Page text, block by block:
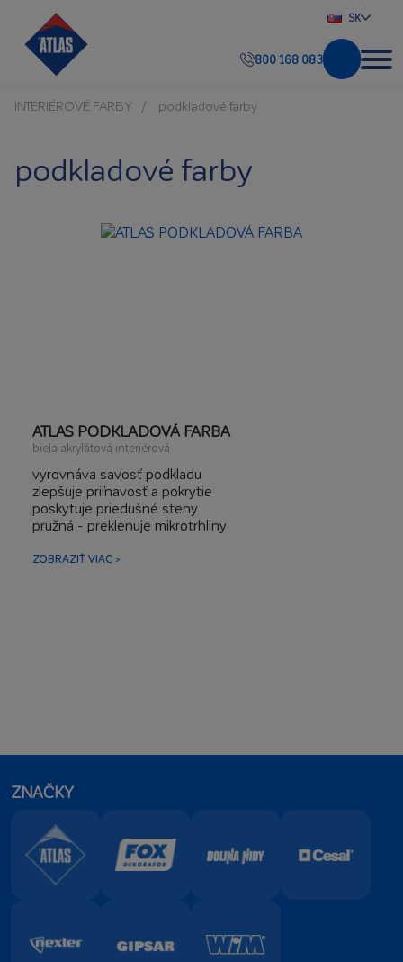
SK
800 168 083
INTERIÉROVÉ FARBY podkladové farby
podkladové farby
ATLAS PODKLADOVÁ FARBA
biela akrylátová interiérová
vyrovnáva savosť podkladu
zlepšuje priľnavosť a pokrytie
poskytuje priedušné steny
pružná - preklenuje mikrotrhliny
ZOBRAZIŤ VIAC >
ZNAČKY